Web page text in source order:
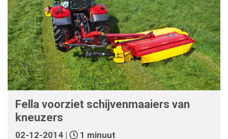
Fella voorziet schijvenmaaiers van
kneuzers
02-12-2014 | 1 minuut